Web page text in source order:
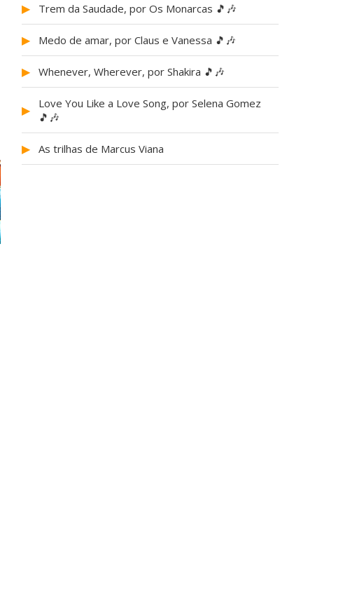
▶ Trem da Saudade, por Os Monarcas 🎵🎶
▶ Medo de amar, por Claus e Vanessa 🎵🎶
▶ Whenever, Wherever, por Shakira 🎵🎶
▶
Love You Like a Love Song, por Selena Gomez
🎵🎶
▶ As trilhas de Marcus Viana